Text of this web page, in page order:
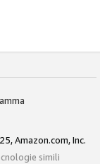
Amazon.com, Inc.
simili